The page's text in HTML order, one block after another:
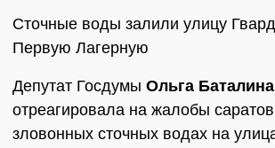
Сточные воды залили улицу
Первую Лагерную
Депутат Госдумы Ольга Баталина
отреагировала на жалобы
зловонных сточных водах на